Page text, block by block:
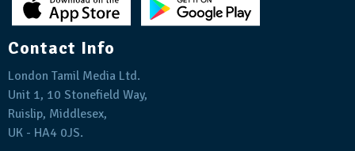
Contact Info
London Tamil Media Ltd.
Unit 1, 10 Stonefield Way,
Ruislip, Middlesex,
UK - HA4 0JS.